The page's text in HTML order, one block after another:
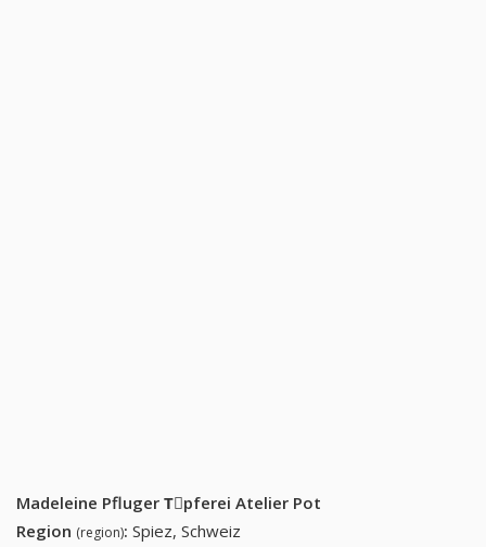
Madeleine Pfluger Tِpferei Atelier Pot
Region (region): Spiez, Schweiz